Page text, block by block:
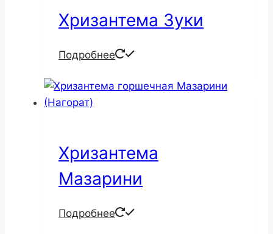
Хризантема Зуки
Подробнее
Хризантема
Мазарини
Подробнее